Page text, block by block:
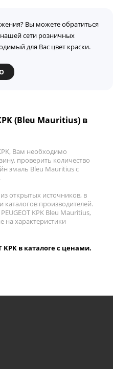
Вы можете обратиться
сети розничных
для Вас цвет краски.
(Bleu Mauritius) в
Вам необходимо
проверить количество
эмаль Bleu Mauritius с
открытых источников, в
производителей.
KPK Bleu Mauritius,
на характеристики
KPK в каталоге с ценами.